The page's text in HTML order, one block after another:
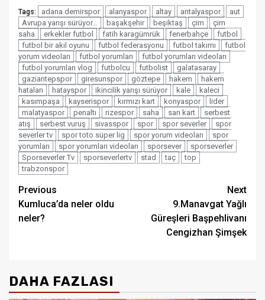
Tags: adana demirspor alanyaspor altay antalyaspor
aut
Avrupa yarışı sürüyor…
başakşehir beşiktaş çim
çim
saha
erkekler futbol fatih karagümrük fenerbahçe
futbol
futbol bir akıl oyunu
futbol federasyonu futbol takımı
futbol
yorum videoları
futbol yorumları
futbol yorumları videoları
futbol yorumları vlog
futbolcu futbolist
galatasaray
gaziantepspor
giresunspor göztepe hakem
hakem
hataları
hatayspor ikincilik yarışı sürüyor kale
kaleci
kasımpaşa
kayserispor kırmızı kart konyaspor
lider
malatyaspor
penaltı rizespor saha sarı kart
serbest
atış
serbest vuruş sivasspor spor spor severler
spor
severler tv
spor toto süper lig spor yorum videoları
spor
yorumları
spor yorumları videoları sporsever
sporseverler
Sporseverler Tv
sporseverlertv stad taç
top
trabzonspor
Post
navigation
Previous
Kumluca’da neler oldu
neler?
Next
9.Manavgat Yağlı
Güreşleri Başpehlivanı
Cengizhan Şimşek
DAHA FAZLASI